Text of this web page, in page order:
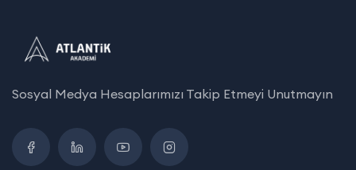
Sosyal Medya Hesaplarımızı Takip Etmeyi Unutmayın